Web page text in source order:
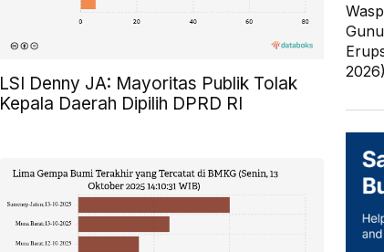
LSI Denny JA: Mayoritas Publik Tolak
Kepala Daerah Dipilih DPRD RI
2026)